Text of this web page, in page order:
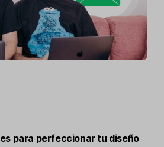
para perfeccionar tu diseño